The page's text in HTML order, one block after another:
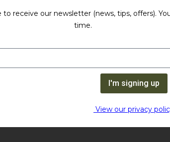
receive our newsletter (news, tips, offers).
time.
I'm signing up
View our privacy